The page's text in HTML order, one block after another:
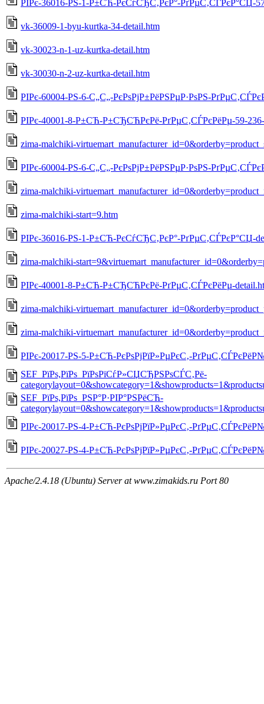
РІРє-36016-РЅ-1-Р±СЋ-РєСѓСЂС‚РєР°-РґРµС‚СЃРєР°СЏ-
vk-36009-1-byu-kurtka-34-detail.htm
vk-30023-n-1-uz-kurtka-detail.htm
vk-30030-n-2-uz-kurtka-detail.htm
РІРє-60004-РЅ-6-С„С„-РєРѕРјР±РёРЅРµР·РѕРЅ-
РІРє-40001-8-Р±СЋ-Р±СЂСЋРєРё-РґРµС‚СЃРєРёРµ-59-
zima-malchiki-
РІРє-60004-РЅ-6-С„С„-РєРѕРјР±РёРЅРµР·РѕРЅ-
zima-malchiki-
zima-malchiki-start=9.htm
РІРє-36016-РЅ-1-Р±СЋ-РєСѓСЂС‚РєР°-РґРµС‚СЃРєР°СЏ-
zima-malchiki-
РІРє-40001-8-Р±СЋ-Р±СЂСЋРєРё-РґРµС‚СЃРєРёРµ-
zima-malchiki-
zima-malchiki-
РІРє-20017-РЅ-5-Р±СЋ-РєРѕРјРїР»РµРєС‚-
SEF_РїРѕ,РїРѕ_РїРѕРїСѓР»СЏСЂРЅРѕСЃС‚Рё-
SEF_РїРѕ,РїРѕ_РЅР°Р·РІР°РЅРёСЋ-
РІРє-20017-РЅ-4-Р±СЋ-РєРѕРјРїР»РµРєС‚-
РІРє-20027-РЅ-4-Р±СЋ-РєРѕРјРїР»РµРєС‚-
Apache/2.4.18 (Ubuntu) Server at www.zimakids.ru Port 80